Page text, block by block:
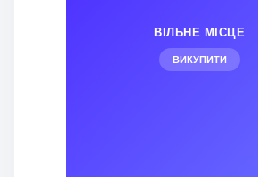
ВІЛЬНЕ МІСЦЕ
ВИКУПИТИ